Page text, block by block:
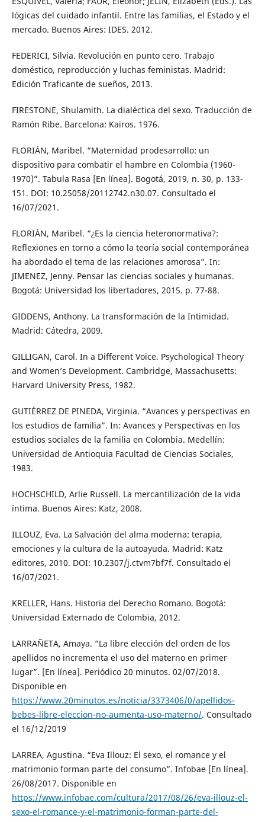
lógicas del cuidado infantil. Entre las familias, el Estado y el
mercado. Buenos Aires: IDES. 2012.
FEDERICI, Silvia. Revolución en punto cero. Trabajo
doméstico, reproducción y luchas feministas. Madrid:
Edición Traficante de sueños, 2013.
FIRESTONE, Shulamith. La dialéctica del sexo. Traducción de
Ramón Ribe. Barcelona: Kairos. 1976.
FLORIÁN, Maribel. “Maternidad prodesarrollo: un
dispositivo para combatir el hambre en Colombia (1960-
1970)”. Tabula Rasa [En línea]. Bogotá, 2019, n. 30, p. 133-
151. DOI: 10.25058/20112742.n30.07. Consultado el
16/07/2021.
FLORIÁN, Maribel. “¿Es la ciencia heteronormativa?:
Reflexiones en torno a cómo la teoría social contemporánea
ha abordado el tema de las relaciones amorosa”. In:
JIMENEZ, Jenny. Pensar las ciencias sociales y humanas.
Bogotá: Universidad los libertadores, 2015. p. 77-88.
GIDDENS, Anthony. La transformación de la Intimidad.
Madrid: Cátedra, 2009.
GILLIGAN, Carol. In a Different Voice. Psychological Theory
and Women’s Development. Cambridge, Massachusetts:
Harvard University Press, 1982.
GUTIÉRREZ DE PINEDA, Virginia. “Avances y perspectivas en
los estudios de familia”. In: Avances y Perspectivas en los
estudios sociales de la familia en Colombia. Medellín:
Universidad de Antioquia Facultad de Ciencias Sociales,
1983.
HOCHSCHILD, Arlie Russell. La mercantilización de la vida
íntima. Buenos Aires: Katz, 2008.
ILLOUZ, Eva. La Salvación del alma moderna: terapia,
emociones y la cultura de la autoayuda. Madrid: Katz
editores, 2010. DOI: 10.2307/j.ctvm7bf7f. Consultado el
16/07/2021.
KRELLER, Hans. Historia del Derecho Romano. Bogotá:
Universidad Externado de Colombia, 2012.
LARRAÑETA, Amaya. “La libre elección del orden de los
apellidos no incrementa el uso del materno en primer
lugar”. [En línea]. Periódico 20 minutos. 02/07/2018.
Disponible en
https://www.20minutos.es/noticia/3373406/0/apellidos-
bebes-libre-eleccion-no-aumenta-uso-materno/. Consultado
el 16/12/2019
LARREA, Agustina. “Eva Illouz: El sexo, el romance y el
matrimonio forman parte del consumo”. Infobae [En línea].
26/08/2017. Disponible en
https://www.infobae.com/cultura/2017/08/26/eva-illouz-el-
sexo-el-romance-y-el-matrimonio-forman-parte-del-